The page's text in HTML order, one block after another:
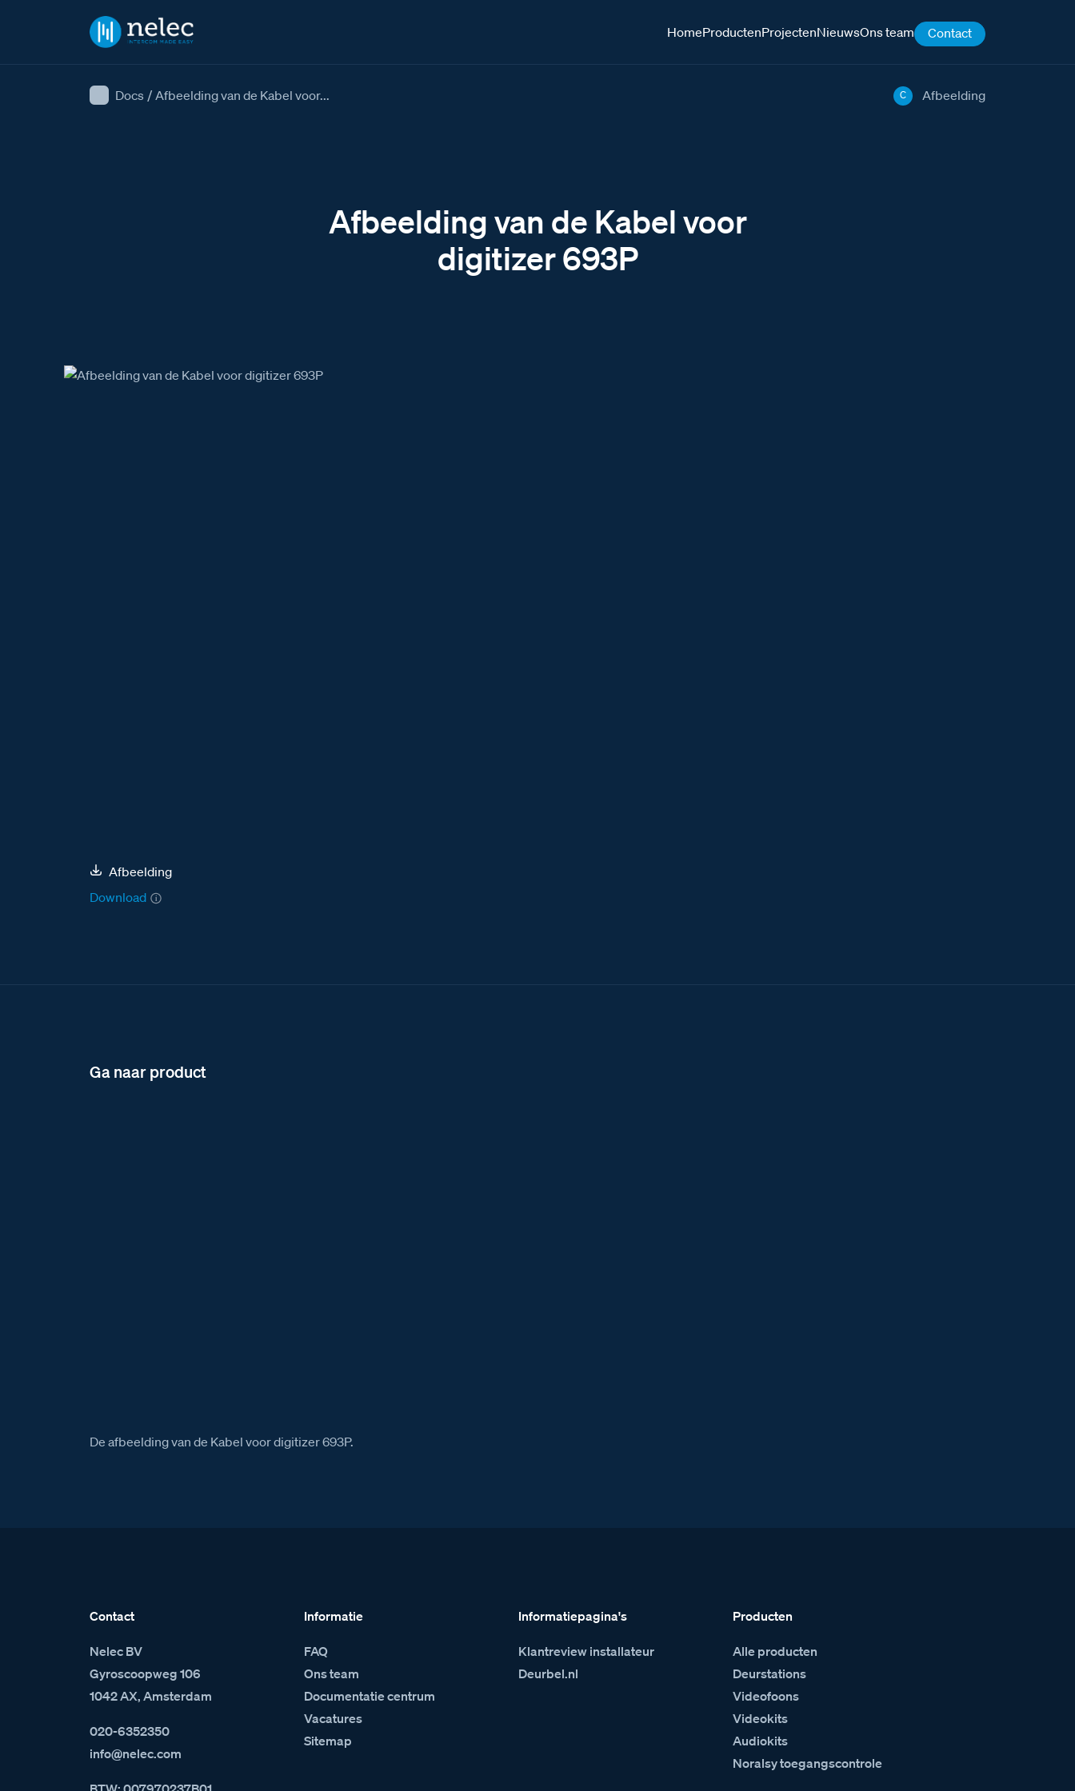
HomeProductenProjectenNieuwsOns team Contact
Docs / Afbeelding van de Kabel voor... C Afbeelding
Afbeelding van de Kabel voor
digitizer 693P
Afbeelding
Download
Ga naar product
De afbeelding van de Kabel voor digitizer 693P.
Contact
Nelec BV
Gyroscoopweg 106
1042 AX, Amsterdam
020-6352350
info@nelec.com
Informatie
FAQ
Ons team
Documentatie centrum
Vacatures
Sitemap
Informatiepagina's
Klantreview installateur
Deurbel.nl
Producten
Alle producten
Deurstations
Videofoons
Videokits
Audiokits
Noralsy toegangscontrole